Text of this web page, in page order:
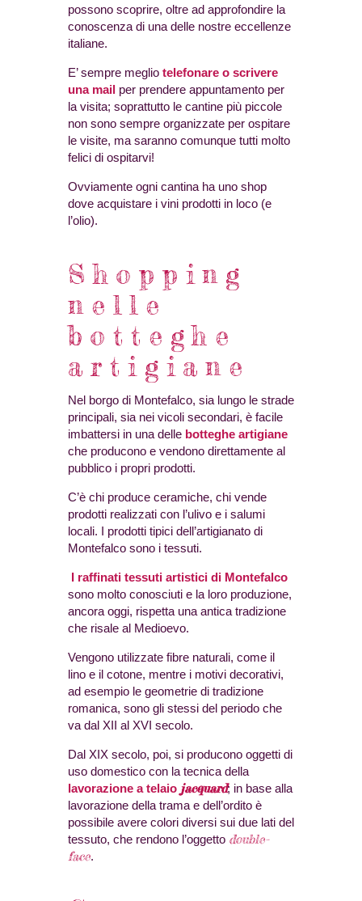
possono scoprire, oltre ad approfondire la
conoscenza di una delle nostre eccellenze
italiane.
E’ sempre meglio telefonare o scrivere
una mail per prendere appuntamento per
la visita; soprattutto le cantine più piccole
non sono sempre organizzate per ospitare
le visite, ma saranno comunque tutti molto
felici di ospitarvi!
Ovviamente ogni cantina ha uno shop
dove acquistare i vini prodotti in loco (e
l’olio).
Shopping
nelle
botteghe
artigiane
Nel borgo di Montefalco, sia lungo le strade
principali, sia nei vicoli secondari, è facile
imbattersi in una delle botteghe artigiane
che producono e vendono direttamente al
pubblico i propri prodotti.
C’è chi produce ceramiche, chi vende
prodotti realizzati con l’ulivo e i salumi
locali. I prodotti tipici dell’artigianato di
Montefalco sono i tessuti.
I raffinati tessuti artistici di Montefalco
sono molto conosciuti e la loro produzione,
ancora oggi, rispetta una antica tradizione
che risale al Medioevo.
Vengono utilizzate fibre naturali, come il
lino e il cotone, mentre i motivi decorativi,
ad esempio le geometrie di tradizione
romanica, sono gli stessi del periodo che
va dal XII al XVI secolo.
Dal XIX secolo, poi, si producono oggetti di
uso domestico con la tecnica della
lavorazione a telaio jacquard; in base alla
lavorazione della trama e dell’ordito è
possibile avere colori diversi sui due lati del
tessuto, che rendono l’oggetto double-
face.